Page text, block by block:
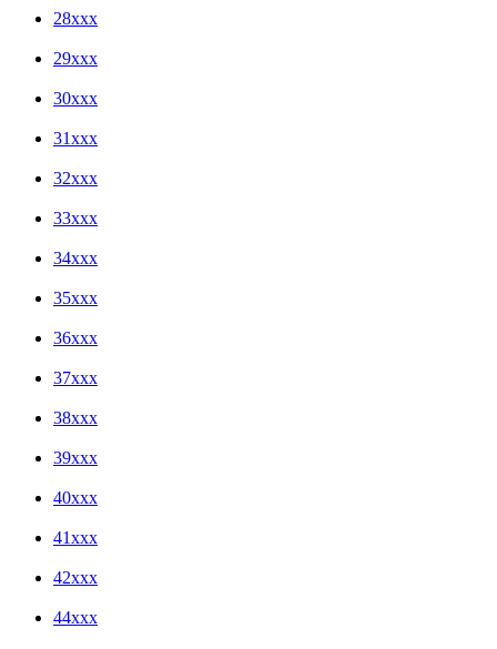
28xxx
29xxx
30xxx
31xxx
32xxx
33xxx
34xxx
35xxx
36xxx
37xxx
38xxx
39xxx
40xxx
41xxx
42xxx
44xxx